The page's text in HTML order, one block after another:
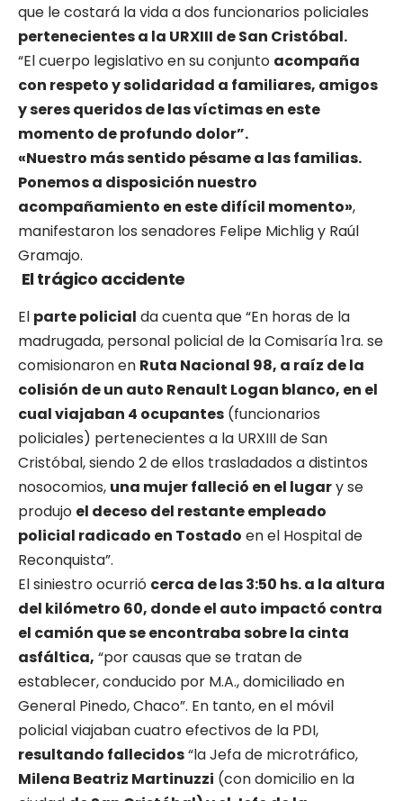
que le costará la vida a dos funcionarios policiales
pertenecientes a la URXIII de San Cristóbal.
“El cuerpo legislativo en su conjunto acompaña
con respeto y solidaridad a familiares, amigos
y seres queridos de las víctimas en este
momento de profundo dolor”.
«Nuestro más sentido pésame a las familias.
Ponemos a disposición nuestro
acompañamiento en este difícil momento»,
manifestaron los senadores Felipe Michlig y Raúl
Gramajo.
El trágico accidente
El parte policial da cuenta que “En horas de la
madrugada, personal policial de la Comisaría 1ra. se
comisionaron en Ruta Nacional 98, a raíz de la
colisión de un auto Renault Logan blanco, en el
cual viajaban 4 ocupantes (funcionarios
policiales) pertenecientes a la URXIII de San
Cristóbal, siendo 2 de ellos trasladados a distintos
nosocomios, una mujer falleció en el lugary se
produjo el deceso del restante empleado
policial radicado en Tostado en el Hospital de
Reconquista”.
El siniestro ocurrió cerca de las 3:50 hs. a la altura
del kilómetro 60, donde el auto impactó contra
el camión que se encontraba sobre la cinta
asfáltica, “por causas que se tratan de
establecer, conducido por M.A., domiciliado en
General Pinedo, Chaco”. En tanto, en el móvil
policial viajaban cuatro efectivos de la PDI,
resultando fallecidos“la Jefa de microtráfico,
Milena Beatriz Martinuzzi (con domicilio en la